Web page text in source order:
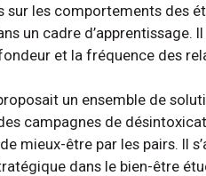
sur les comportements des
un cadre d’apprentissage.
et la fréquence des
un ensemble de
campagnes de
mieux-être par les pairs. Il
dans le bien-être